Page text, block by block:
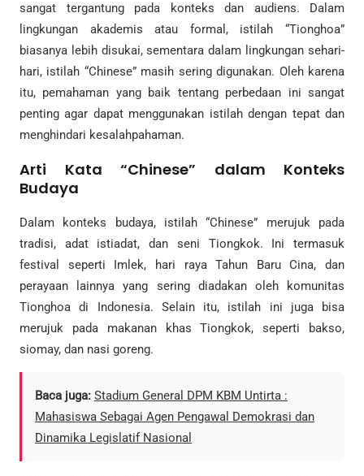
sangat tergantung pada konteks dan audiens. Dalam
lingkungan akademis atau formal, istilah “Tionghoa”
biasanya lebih disukai, sementara dalam lingkungan sehari-
hari, istilah “Chinese” masih sering digunakan. Oleh karena
itu, pemahaman yang baik tentang perbedaan ini sangat
penting agar dapat menggunakan istilah dengan tepat dan
menghindari kesalahpahaman.
Arti Kata “Chinese” dalam Konteks
Budaya
Dalam konteks budaya, istilah “Chinese” merujuk pada
tradisi, adat istiadat, dan seni Tiongkok. Ini termasuk
festival seperti Imlek, hari raya Tahun Baru Cina, dan
perayaan lainnya yang sering diadakan oleh komunitas
Tionghoa di Indonesia. Selain itu, istilah ini juga bisa
merujuk pada makanan khas Tiongkok, seperti bakso,
siomay, dan nasi goreng.
Baca juga: Stadium General DPM KBM Untirta :
Mahasiswa Sebagai Agen Pengawal Demokrasi dan
Dinamika Legislatif Nasional